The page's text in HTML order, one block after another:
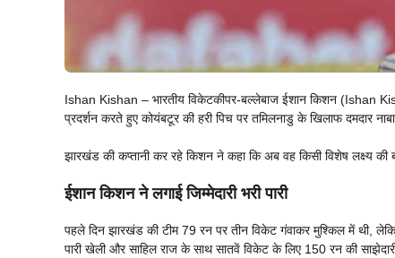
Ishan Kishan – भारतीय विकेटकीपर-बल्लेबाज ईशान किशन (Ishan
प्रदर्शन करते हुए कोयंबटूर की हरी पिच पर तमिलनाडु के खिलाफ दमदार
झारखंड की कप्तानी कर रहे किशन ने कहा कि अब वह किसी विशेष लक्ष्य
ईशान किशन ने लगाई जिम्मेदारी भरी पारी
पहले दिन झारखंड की टीम 79 रन पर तीन विकेट गंवाकर मुश्किल में थी,
पारी खेली और साहिल राज के साथ सातवें विकेट के लिए 150 रन की